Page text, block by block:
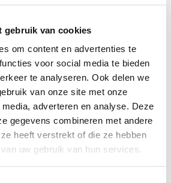
gebruik van cookies
om content en advertenties te
voor social media te bieden
te analyseren. Ook delen we
van onze site met onze
adverteren en analyse. Deze
gegevens combineren met andere
heeft verstrekt of die ze hebben
uw gebruik van hun services.
of in ouderen-
te activeren of op te zeggen. Ook de
is op elk moment aan te passen
naar Q-Sec.
de SMC meldkamer voor het
van alarmmeldingen.
Centre B.V. Alarm Centrales zijn
dubbel uitgevoerde apparatuur